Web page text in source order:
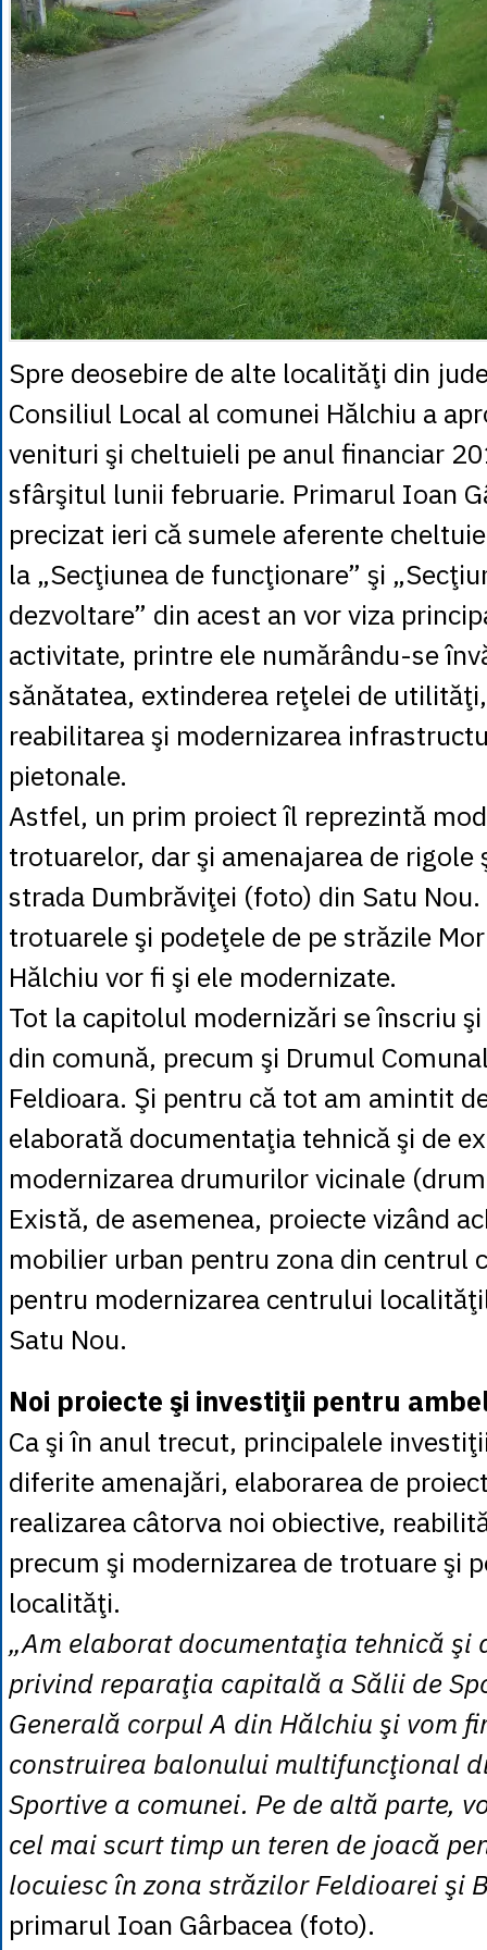
Spre deosebire de alte localităţi din
Consiliul Local al comunei Hălchiu a
venituri şi cheltuieli pe anul financiar
sfârşitul lunii februarie. Primarul Ioan
precizat ieri că sumele aferente
la „Secţiunea de funcţionare” şi
dezvoltare” din acest an vor viza
activitate, printre ele numărându-se
sănătatea, extinderea reţelei de
reabilitarea şi modernizarea
pietonale.
Astfel, un prim proiect îl reprezintă
trotuarelor, dar şi amenajarea de rigole
strada Dumbrăviţei (foto) din Satu Nou.
trotuarele şi podeţele de pe străzile
Hălchiu vor fi şi ele modernizate.
Tot la capitolul modernizări se înscriu şi
din comună, precum şi Drumul
Feldioara. Şi pentru că tot am amintit
elaborată documentaţia tehnică şi de
modernizarea drumurilor vicinale
Există, de asemenea, proiecte vizând
mobilier urban pentru zona din centrul
pentru modernizarea centrului
Satu Nou.
Noi proiecte şi investiţii pentru
Ca şi în anul trecut, principalele
diferite amenajări, elaborarea de
realizarea câtorva noi obiective,
precum şi modernizarea de trotuare şi
localităţi.
„Am elaborat documentaţia tehnică şi
privind reparaţia capitală a Sălii de
Generală corpul A din Hălchiu şi vom
construirea balonului multifuncţional
Sportive a comunei. Pe de altă parte,
cel mai scurt timp un teren de joacă
locuiesc în zona străzilor Feldioarei şi
primarul Ioan Gârbacea (foto).